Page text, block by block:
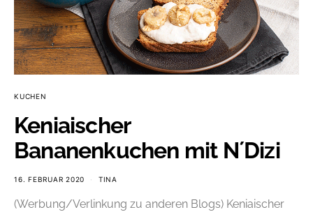
KUCHEN
Keniaischer
Bananenkuchen mit N´Dizi
16. FEBRUAR 2020 TINA
(Werbung/Verlinkung zu anderen Blogs) Keniaischer